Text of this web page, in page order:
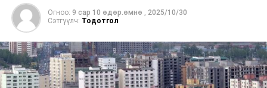
Огноо: 9 сар 10 өдөр.өмнө , 2025/10/30
Сэтгүүлч: Тодотгол